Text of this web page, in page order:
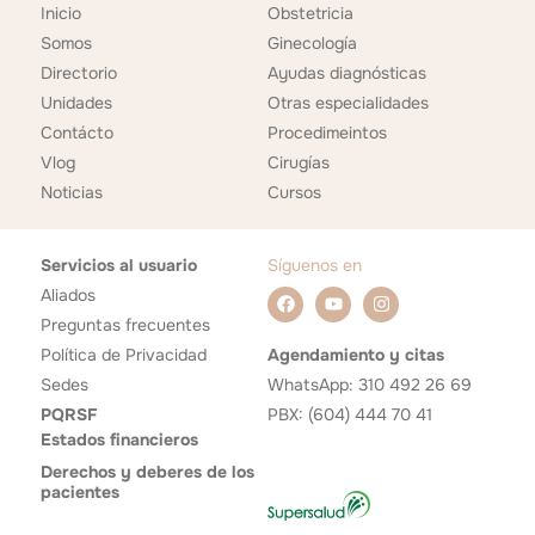
Inicio
Somos
Directorio
Unidades
Contácto
Vlog
Noticias
Obstetricia
Ginecología
Ayudas diagnósticas
Otras especialidades
Procedimeintos
Cirugías
Cursos
Servicios al usuario
Aliados
Preguntas frecuentes
Política de Privacidad
Sedes
PQRSF
Estados financieros
Derechos y deberes de los
pacientes
Síguenos en
Agendamiento y citas
WhatsApp: 310 492 26 69
PBX: (604) 444 70 41